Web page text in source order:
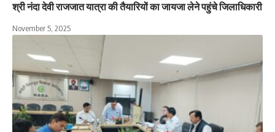
श्री नंदा देवी राजजात यात्रा की तैयारियों का जायजा लेने पहुंचे जिलाधिकारी
November 5, 2025